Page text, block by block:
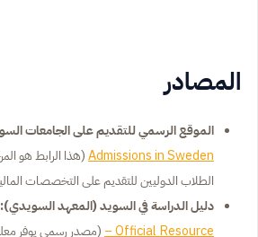
المصادر
الموقع الرسمي للتقديم على الجامعات
Admissions in Sweden(هذا الرابط هو
الطلاب الدوليين للتقديم على التخصصات
دليل الدراسة في السويد (المعهد السويدي):
– Official Resource (مصدر رسمي يوفر